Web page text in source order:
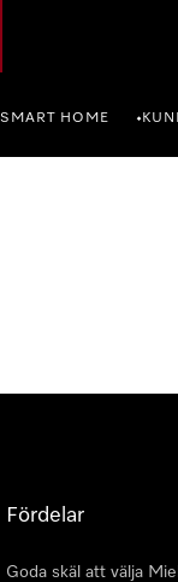
SMART HOME •
Fördelar
Goda skäl att välja